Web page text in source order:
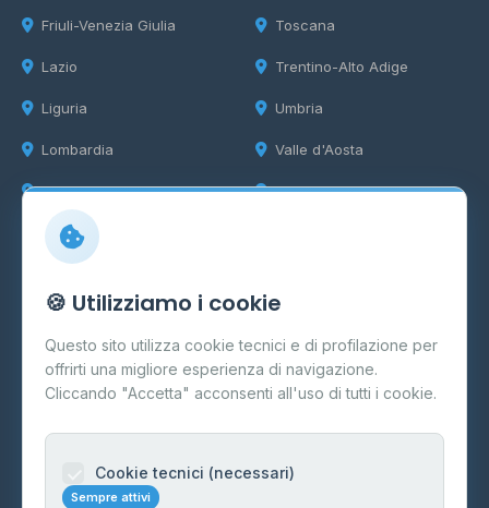
Friuli-Venezia Giulia
Lazio
Liguria
Lombardia
Marche
Toscana
Trentino-Alto Adige
Umbria
Valle d'Aosta
Veneto
Info
Cos'è il GPL
FAQ
Contatti
Informazioni legali
🍪 Utilizziamo i cookie
Questo sito utilizza cookie tecnici e di profilazione per
offrirti una migliore esperienza di navigazione.
Cliccando "Accetta" acconsenti all'uso di tutti i cookie.
Cookie tecnici (necessari)
Sempre attivi